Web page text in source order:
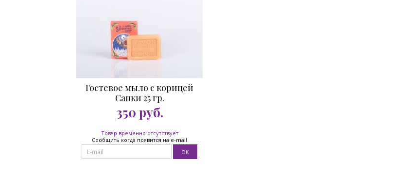
Гостевое мыло с корицей
Санки 25 гр.
350 руб.
Товар временно отсутствует
Сообщить когда появится на e-mail